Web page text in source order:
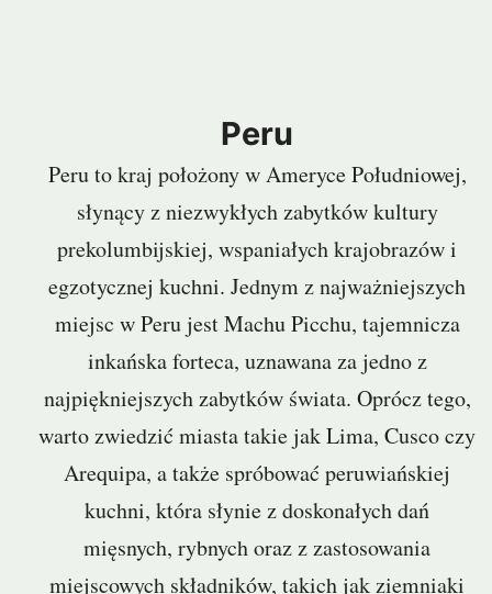
Peru
Peru to kraj położony w Ameryce Południowej,
słynący z niezwykłych zabytków kultury
prekolumbijskiej, wspaniałych krajobrazów i
egzotycznej kuchni. Jednym z najważniejszych
miejsc w Peru jest Machu Picchu, tajemnicza
inkańska forteca, uznawana za jedno z
najpiękniejszych zabytków świata. Oprócz tego,
warto zwiedzić miasta takie jak Lima, Cusco czy
Arequipa, a także spróbować peruwiańskiej
kuchni, która słynie z doskonałych dań
mięsnych, rybnych oraz z zastosowania
miejscowych składników, takich jak ziemniaki